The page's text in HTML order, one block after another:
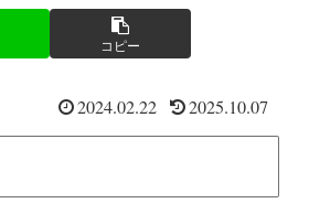
コピー
2024.02.22 2025.10.07